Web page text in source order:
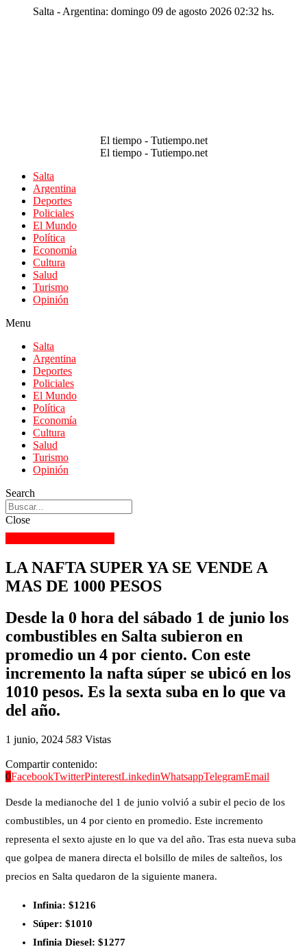
Salta - Argentina: domingo 09 de agosto 2026 02:32 hs.
El tiempo - Tutiempo.net
El tiempo - Tutiempo.net
Salta
Argentina
Deportes
Policiales
El Mundo
Política
Economía
Cultura
Salud
Turismo
Opinión
Menu
Salta
Argentina
Deportes
Policiales
El Mundo
Política
Economía
Cultura
Salud
Turismo
Opinión
Search
Close
LA NAFTA SUPER YA SE VENDE A
MAS DE 1000 PESOS
Desde la 0 hora del sábado 1 de junio los
combustibles en Salta subieron en
promedio un 4 por ciento. Con este
incremento la nafta súper se ubicó en los
1010 pesos. Es la sexta suba en lo que va
del año.
1 junio, 2024 583 Vistas
Compartir contenido:
0FacebookTwitterPinterestLinkedinWhatsappTelegramEmail
Desde la medianoche del 1 de junio volvió a subir el pecio de los
combustibles, un 4 por ciento en promedio. Este incremento
representa el sexto ajuste en lo que va del año. Tras esta nueva suba
que golpea de manera directa el bolsillo de miles de salteños, los
precios en Salta quedaron de la siguiente manera.
Infinia: $1216
Súper: $1010
Infinia Diesel: $1277